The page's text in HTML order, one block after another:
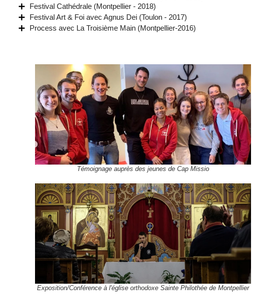
Festival Cathédrale (Montpellier - 2018)
Festival Art & Foi avec Agnus Dei (Toulon - 2017)
Process avec La Troisième Main (Montpellier-2016)
Témoignage auprès des jeunes de Cap Missio
Exposition/Conférence à l'église orthodoxe Sainte Philothée de Montpellier